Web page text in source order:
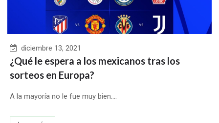
diciembre 13, 2021
¿Qué le espera a los mexicanos tras los
sorteos en Europa?
A la mayoría no le fue muy bien....